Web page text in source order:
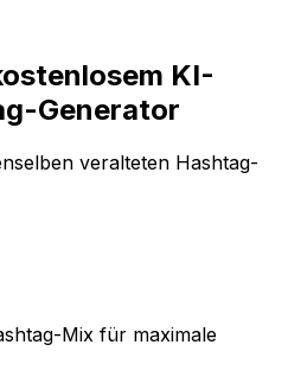
KI-
Generator
veralteten Hashtag-
Mix für maximale